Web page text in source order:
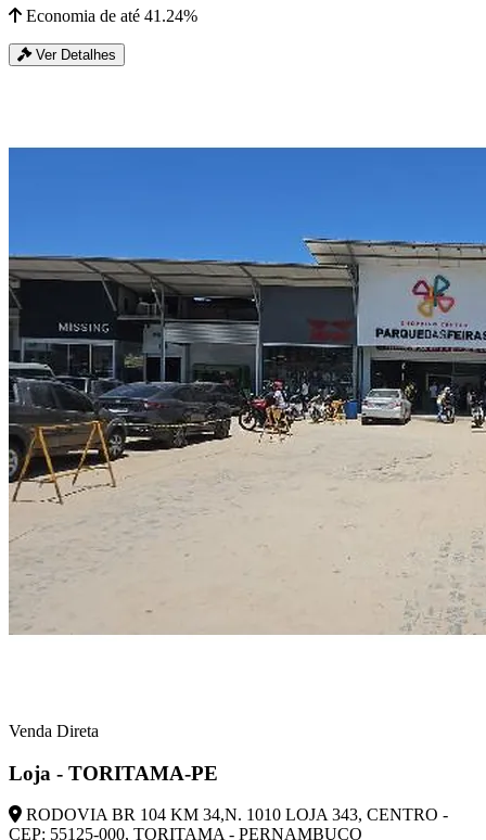
Economia de até 41.24%
Ver Detalhes
Venda Direta
Loja - TORITAMA-PE
RODOVIA BR 104 KM 34,N. 1010 LOJA 343, CENTRO -
CEP: 55125-000, TORITAMA - PERNAMBUCO